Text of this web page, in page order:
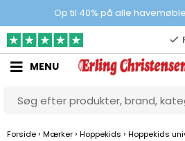
Op til 40% på alle 100%
Gratis &
MENU
Forside › Mærker › Hoppekids › Hoppekids